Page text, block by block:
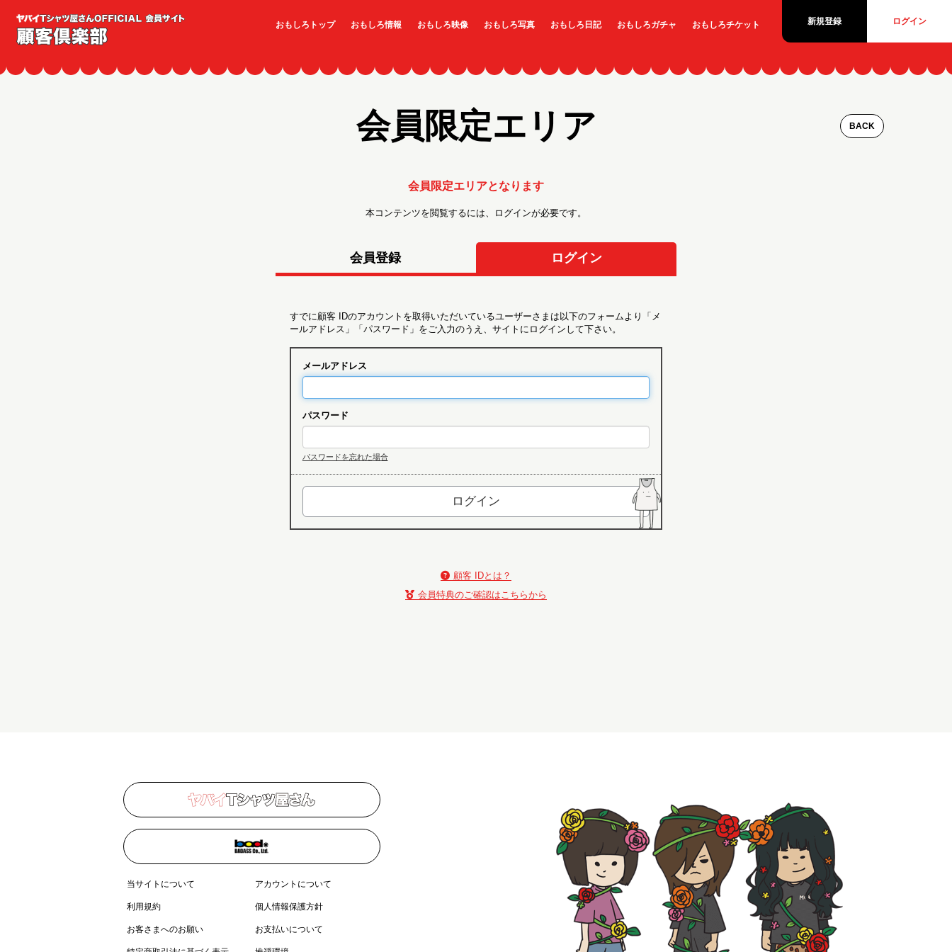
おもしろトップ おもしろ情報 おもしろ映像 おもしろ写真 おもしろ日記 おもしろガチャ おもしろチケット 新規登録 ログイン
会員限定エリア BACK
会員限定エリアとなります
本コンテンツを閲覧するには、ログインが必要です。
会員登録 ログイン
すでに顧客 IDのアカウントを取得いただいているユーザーさまは以下のフォームより「メ
ールアドレス」「パスワード」をご入力のうえ、サイトにログインして下さい。
メールアドレス
パスワード
パスワードを忘れた場合
顧客 IDとは？
会員特典のご確認はこちらから
当サイトについて アカウントについて
利用規約 個人情報保護方針
お客さまへのお願い お支払いについて